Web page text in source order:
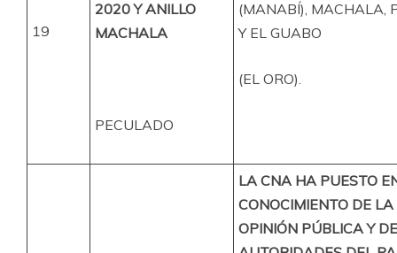
19
2020 Y ANILLO
MACHALA
PECULADO
(MANABÍ), MACHALA,
Y EL GUABO
(EL ORO).
LA CNA HA PUESTO
CONOCIMIENTO DE LA
OPINIÓN PÚBLICA Y